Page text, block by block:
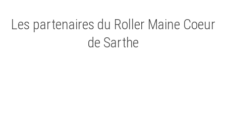
Les partenaires du Roller Maine Coeur
de Sarthe